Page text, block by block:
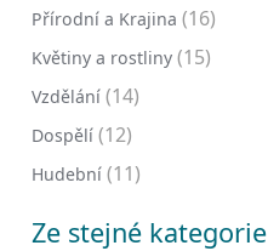
Přírodní a Krajina (16)
Květiny a rostliny (15)
Vzdělání (14)
Dospělí (12)
Hudební (11)
Ze stejné kategorie